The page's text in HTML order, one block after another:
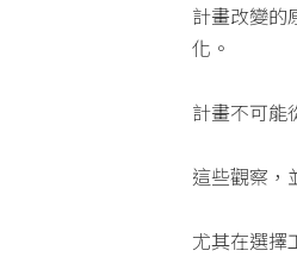
計畫改變的
化。
計畫不可能
這些觀察，
尤其在選擇